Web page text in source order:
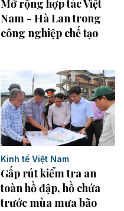
Mở rộng hợp tác Việt
Nam - Hà Lan trong
công nghiệp chế tạo
Kinh tế Việt Nam
Gấp rút kiểm tra an
toàn hồ đập, hồ chứa
trước mùa mưa bão